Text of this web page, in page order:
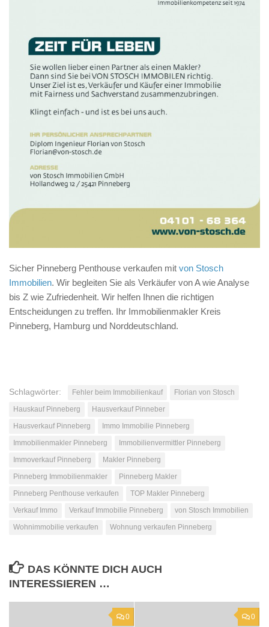
Sicher Pinneberg Penthouse verkaufen mit von Stosch
Immobilien. Wir begleiten Sie als Verkäufer von A wie Analyse
bis Z wie Zufriedenheit. Wir helfen Ihnen die richtigen
Entscheidungen zu treffen. Ihr Immobilienmakler Kreis
Pinneberg, Hamburg und Norddeutschland.
Schlagwörter: Fehler beim Immobilienkauf
Florian von Stosch
Hauskauf Pinneberg
Hausverkauf Pinneber
Hausverkauf Pinneberg
Immo Immobilie Pinneberg
Immobilienmakler Pinneberg
Immobilienvermittler Pinneberg
Immoverkauf Pinneberg
Makler Pinneberg
Pinneberg Immobilienmakler
Pinneberg Makler
Pinneberg Penthouse verkaufen
TOP Makler Pinneberg
Verkauf Immo
Verkauf Immobilie Pinneberg
von Stosch Immobilien
Wohnimmobilie verkaufen
Wohnung verkaufen Pinneberg
DAS KÖNNTE DICH AUCH
INTERESSIEREN …
0 0